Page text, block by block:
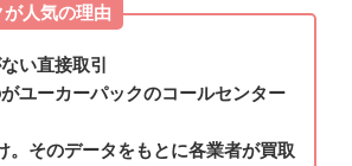
人気の理由
い直接取引
がユーカーパックのコールセンター
。そのデータをもとに各業者が買取